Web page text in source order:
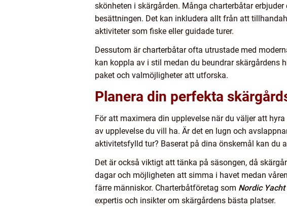
skönheten i skärgården. Många charterbåtar
besättningen. Det kan inkludera allt från att
aktiviteter som fiske eller guidade turer.
Dessutom är charterbåtar ofta utrustade med
kan koppla av i stil medan du beundrar skärgårdens
paket och valmöjligheter att utforska.
Planera din perfekta
För att maximera din upplevelse när du väljer att
av upplevelse du vill ha. Är det en lugn och
aktivitetsfylld tur? Baserat på dina önskemål kan du
Det är också viktigt att tänka på säsongen, då
dagar och möjligheten att simma i havet medan
färre människor. Charterbåtföretag som Nordic
expertis och insikter om skärgårdens bästa platser.